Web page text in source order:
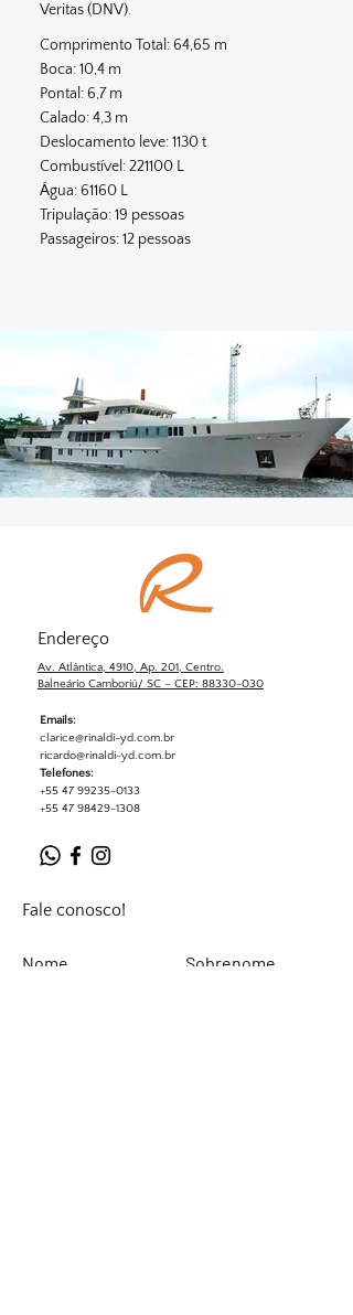
Veritas (DNV).
Comprimento Total: 64,65 m
Boca: 10,4 m
Pontal: 6,7 m
Calado: 4,3 m
Deslocamento leve: 1130 t
Combustível: 221100 L
Água: 61160 L
Tripulação: 19 pessoas
Passageiros: 12 pessoas
Endereço
Av. Atlântica, 4910, Ap. 201, Centro.
Balneário Camboriú/ SC – CEP: 88330-030
Emails:
clarice@rinaldi-yd.com.br
ricardo@rinaldi-yd.com.br
Telefones:
+55 47 99235-0133
+55 47 98429-1308
Fale conosco!
Nome Sobrenome